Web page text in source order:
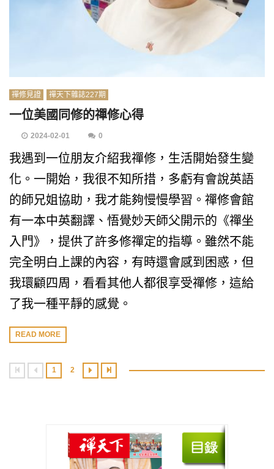
禪修見證 禪天下雜誌227期
一位美國同修的禪修心得
2024-02-01 0
我遇到一位朋友介紹我禪修，生活開始發生變
化。一開始，我很不知所措，多虧有會說英語
的師兄姐協助，我才能夠慢慢學習。禪修會館
有一本中英翻譯、悟覺妙天師父開示的《禪坐
入門》，提供了許多修禪定的指導。雖然不能
完全明白上課的內容，有時還會感到困惑，但
我環顧四周，看看其他人都很享受禪修，這給
了我一種平靜的感覺。
READ MORE
1 2